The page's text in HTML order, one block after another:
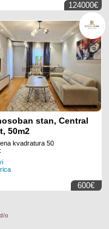
124000€
stan, Central
50m2
kvadratura 50
600€
/o